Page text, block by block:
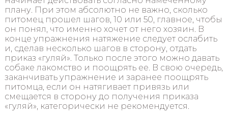
плану. При этом абсолютно не важно, сколько
питомец прошел шагов, 10 или 50, главное, чтобы
он понял, что именно хочет от него хозяин. В
конце упражнения натяжение следует ослабить
и, сделав несколько шагов в сторону, отдать
приказ «гуляй». Только после этого можно давать
собаке лакомство и поощрять ее. В свою очередь,
заканчивать упражнение и заранее поощрять
питомца, если он натягивает привязь или
смещается в сторону до получения приказа
«гуляй», категорически не рекомендуется.